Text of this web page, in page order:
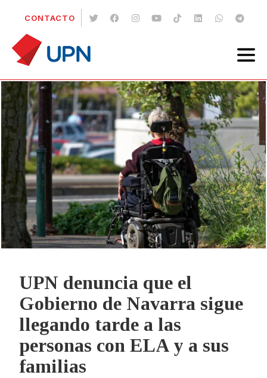
CONTACTO
UPN denuncia que el
Gobierno de Navarra sigue
llegando tarde a las
personas con ELA y a sus
familias